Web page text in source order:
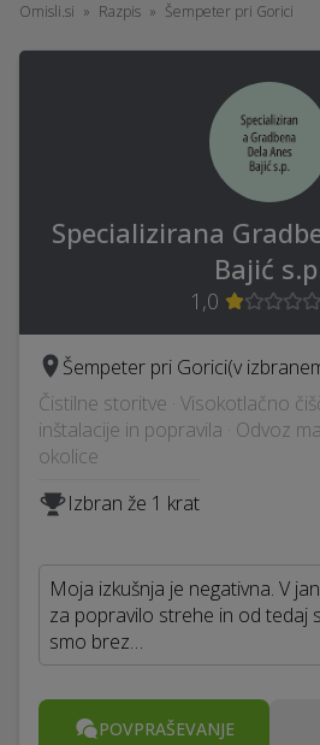
Omisli.si Razpis Šempeter pri Gorici
Specializirana
Bajić
1,0
Šempeter pri Gorici(v
Čistilne storitve · Visokotlačno
inštalacije in popravila · Odvoz
okolice
Izbran že 1 krat
Moja izkušnja je negativna. V
za popravilo strehe in od tedaj
smo brez…
POVPRAŠEVANJE